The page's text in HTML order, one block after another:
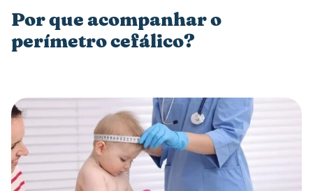
Por que acompanhar o
perímetro cefálico?